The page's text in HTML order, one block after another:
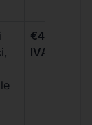
€499 +
IVA/